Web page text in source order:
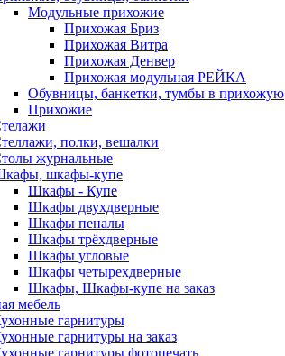
Модульные прихожие
Прихожая Бриз
Прихожая Витра
Прихожая Денвер
Прихожая модульная РЕЙКА
Обувницы, банкетки, тумбы в прихожую
Прихожие
полки, вешалки
журнальные
шкафы-купе
Шкафы - Купе
Шкафы двухдверные
Шкафы пеналы
Шкафы трёхдверные
Шкафы угловые
Шкафы четырехдверные
Шкафы, Шкафы-купе на заказ
мебель
гарнитуры
гарнитуры на заказ